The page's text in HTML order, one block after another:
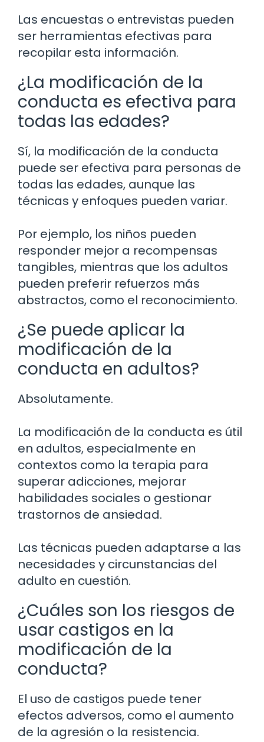
Las encuestas o entrevistas pueden
ser herramientas efectivas para
recopilar esta información.
¿La modificación de la
conducta es efectiva para
todas las edades?
Sí, la modificación de la conducta
puede ser efectiva para personas de
todas las edades, aunque las
técnicas y enfoques pueden variar.
Por ejemplo, los niños pueden
responder mejor a recompensas
tangibles, mientras que los adultos
pueden preferir refuerzos más
abstractos, como el reconocimiento.
¿Se puede aplicar la
modificación de la
conducta en adultos?
Absolutamente.
La modificación de la conducta es útil
en adultos, especialmente en
contextos como la terapia para
superar adicciones, mejorar
habilidades sociales o gestionar
trastornos de ansiedad.
Las técnicas pueden adaptarse a las
necesidades y circunstancias del
adulto en cuestión.
¿Cuáles son los riesgos de
usar castigos en la
modificación de la
conducta?
El uso de castigos puede tener
efectos adversos, como el aumento
de la agresión o la resistencia.